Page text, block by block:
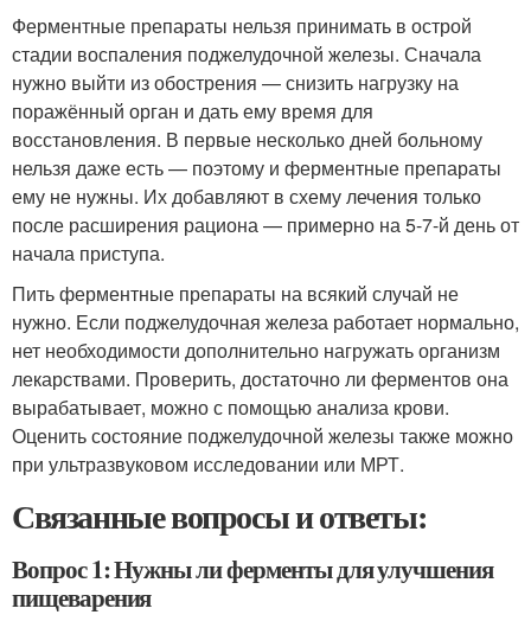
Ферментные препараты нельзя принимать в острой
стадии воспаления поджелудочной железы. Сначала
нужно выйти из обострения — снизить нагрузку на
поражённый орган и дать ему время для
восстановления. В первые несколько дней больному
нельзя даже есть — поэтому и ферментные препараты
ему не нужны. Их добавляют в схему лечения только
после расширения рациона — примерно на 5-7-й день от
начала приступа.
Пить ферментные препараты на всякий случай не
нужно. Если поджелудочная железа работает нормально,
нет необходимости дополнительно нагружать организм
лекарствами. Проверить, достаточно ли ферментов она
вырабатывает, можно с помощью анализа крови.
Оценить состояние поджелудочной железы также можно
при ультразвуковом исследовании или МРТ.
Связанные вопросы и ответы:
Вопрос 1: Нужны ли ферменты для улучшения
пищеварения